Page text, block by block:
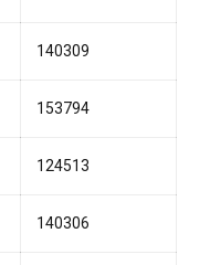
140309
153794
124513
140306